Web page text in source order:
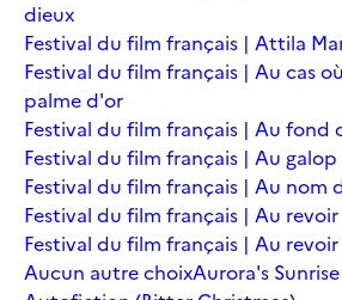
dieux
Festival du film français | Attila
Festival du film français | Au cas
palme d'or
Festival du film français | Au fond
Festival du film français | Au galop
Festival du film français | Au nom
Festival du film français | Au
Festival du film français | Au
Aucun autre choixAurora's Sunrise